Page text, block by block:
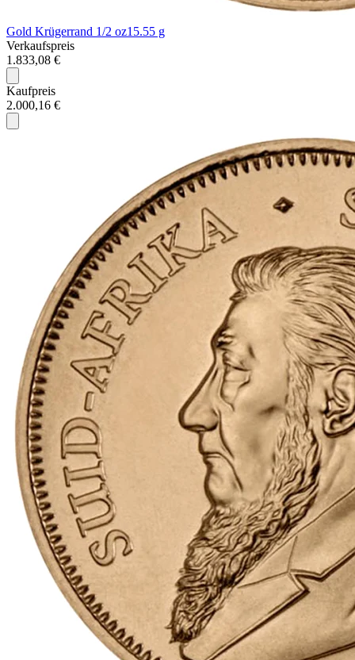
Gold Krügerrand 1/2 oz15.55 g
Verkaufspreis
1.833,08 €
Kaufpreis
2.000,16 €